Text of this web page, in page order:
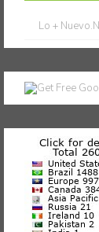
Lo +